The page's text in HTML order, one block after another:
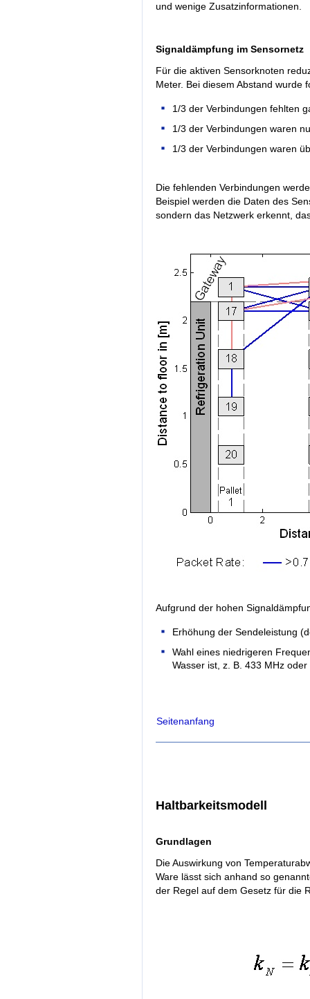
und wenige Zusatzinformationen.
Signaldämpfung im Sensornetz
Für die aktiven Sensorknoten
Meter. Bei diesem Abstand wurde
1/3 der Verbindungen fehlten
1/3 der Verbindungen waren
1/3 der Verbindungen waren
Die fehlenden Verbindungen
Beispiel werden die Daten des
sondern das Netzwerk erkennt,
Aufgrund der hohen
Erhöhung der Sendeleistung
Wahl eines niedrigeren
Wasser ist, z. B. 433 MHz
Seitenanfang
Haltbarkeitsmodell
Grundlagen
Die Auswirkung von
Ware lässt sich anhand so
der Regel auf dem Gesetz für die